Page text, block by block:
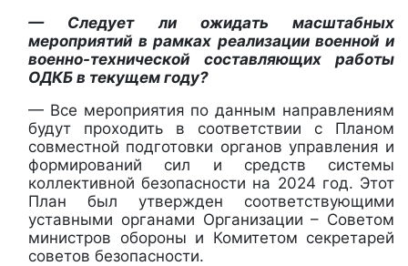
— Следует ли ожидать масштабных
мероприятий в рамках реализации военной и
военно-технической составляющих работы
ОДКБ в текущем году?
— Все мероприятия по данным направлениям
будут проходить в соответствии с Планом
совместной подготовки органов управления и
формирований сил и средств системы
коллективной безопасности на 2024 год. Этот
План был утвержден соответствующими
уставными органами Организации – Советом
министров обороны и Комитетом секретарей
советов безопасности.